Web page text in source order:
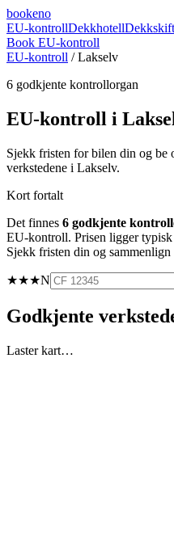
bookeno
EU-kontrollDekkhotellDekkskift
Book EU-kontroll
EU-kontroll /Lakselv
6 godkjente kontrollorgan
EU-kontroll i
Sjekk fristen for bilen din og be
verkstedene i Lakselv.
Kort fortalt
Det finnes 6 godkjente
EU-kontroll. Prisen ligger typisk
Sjekk fristen din og sammenlign
★★★N
Godkjente
Laster kart…